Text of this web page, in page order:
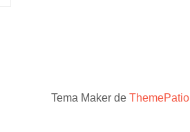
Tema Maker de ThemePatio